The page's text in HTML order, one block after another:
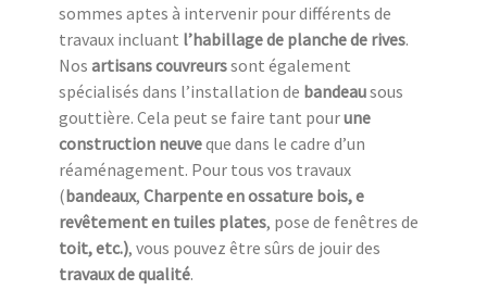
sommes aptes à intervenir pour différents de
travaux incluant l’habillage de planche de rives.
Nos artisans couvreurssont également
spécialisés dans l’installation de bandeausous
gouttière. Cela peut se faire tant pourune
construction neuveque dans le cadre d’un
réaménagement. Pour tous vos travaux
(bandeaux, Charpente en ossature bois, e
revêtement en tuiles plates, pose de fenêtres de
toit, etc.), vous pouvez être sûrs de jouir des
travaux de qualité.